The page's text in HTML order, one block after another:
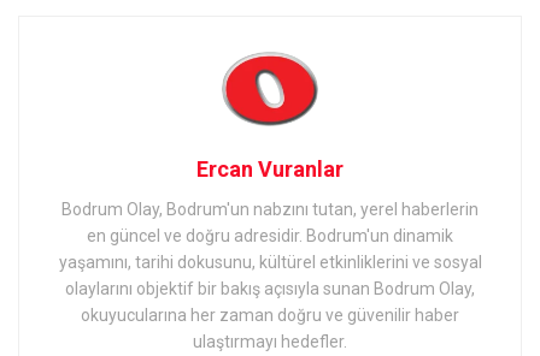
Ercan Vuranlar
Bodrum Olay, Bodrum'un nabzını tutan, yerel haberlerin
en güncel ve doğru adresidir. Bodrum'un dinamik
yaşamını, tarihi dokusunu, kültürel etkinliklerini ve sosyal
olaylarını objektif bir bakış açısıyla sunan Bodrum Olay,
okuyucularına her zaman doğru ve güvenilir haber
ulaştırmayı hedefler.